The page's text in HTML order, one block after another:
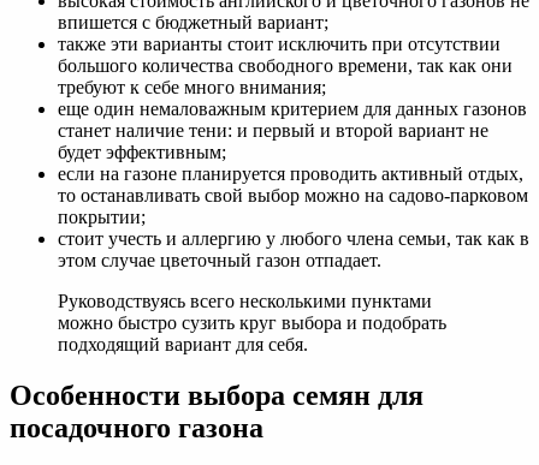
впишется с бюджетный вариант;
также эти варианты стоит исключить при отсутствии
большого количества свободного времени, так как они
требуют к себе много внимания;
еще один немаловажным критерием для данных газонов
станет наличие тени: и первый и второй вариант не
будет эффективным;
если на газоне планируется проводить активный отдых,
то останавливать свой выбор можно на садово-парковом
покрытии;
стоит учесть и аллергию у любого члена семьи, так как в
этом случае цветочный газон отпадает.
Руководствуясь всего несколькими пунктами
можно быстро сузить круг выбора и подобрать
подходящий вариант для себя.
Особенности выбора семян для
посадочного газона